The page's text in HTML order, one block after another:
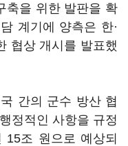
축을 위한 발판을 확
계기에 양측은 한·
협상 개시를 발표했
간의 군수 방산 협
정적인 사항을 규정
15조 원으로 예상되